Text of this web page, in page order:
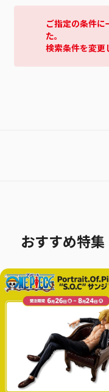
ご指定の条件
た。
検索条件を変更
おすすめ特集